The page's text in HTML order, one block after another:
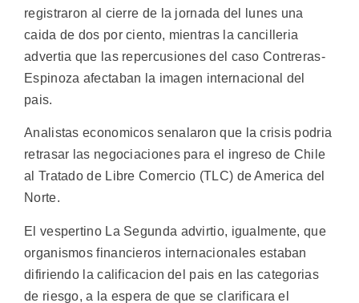
registraron al cierre de la jornada del lunes una
caida de dos por ciento, mientras la cancilleria
advertia que las repercusiones del caso Contreras-
Espinoza afectaban la imagen internacional del
pais.
Analistas economicos senalaron que la crisis podria
retrasar las negociaciones para el ingreso de Chile
al Tratado de Libre Comercio (TLC) de America del
Norte.
El vespertino La Segunda advirtio, igualmente, que
organismos financieros internacionales estaban
difiriendo la calificacion del pais en las categorias
de riesgo, a la espera de que se clarificara el